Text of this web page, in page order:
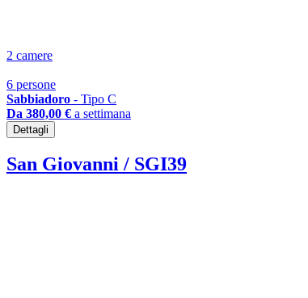
2 camere
6 persone
Sabbiadoro - Tipo C
Da 380,00 € a settimana
Dettagli
San Giovanni / SGI39